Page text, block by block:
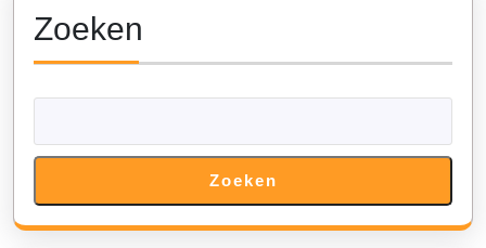
Zoeken
Zoeken